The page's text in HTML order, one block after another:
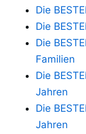
Die
Die
Die
Familien
Die
Jahren
Die
Jahren